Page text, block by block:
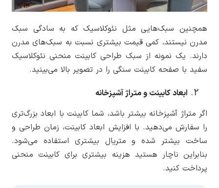
همچنین سبک‌هایی مثل نئوکلاسیک که به سادگی سبک
مدرن نیستند، کمی قیمت بیشتری نسبت به سبک‌های مدرن
دارند. یک نمونه از سبک طراحی کابینت منحنی نئوکلاسیک
سفید با صفحه کابینت سنگی را در تصویر بالا می‌بینید.
ابعاد کابینت و متراژ آشپزخانه
اگر متراژ آشپزخانه بیشتر باشد، شما کابینت با ابعاد بزرگ‌تری
را سفارش می‌دهید. با افزایش ابعاد کابینت، زمان طراحی و
ساخت بیشتر شده و متریال بیشتری استفاده می‌شود.
بنابراین ناچار هستید هزینه بیشتری برای کابینت منحنی
پرداخت کنید.